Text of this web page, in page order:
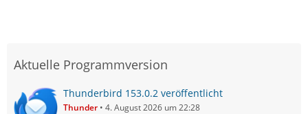
Aktuelle Programmversion
Thunderbird 153.0.2 veröffentlicht
Thunder 4. August 2026 um 22:28